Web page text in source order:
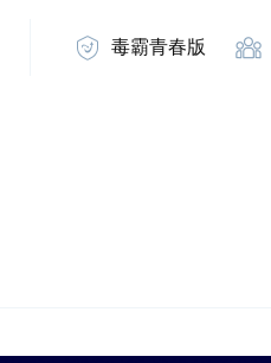
毒霸青春版